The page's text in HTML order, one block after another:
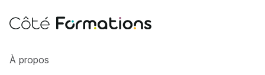
Côté Formations
À propos